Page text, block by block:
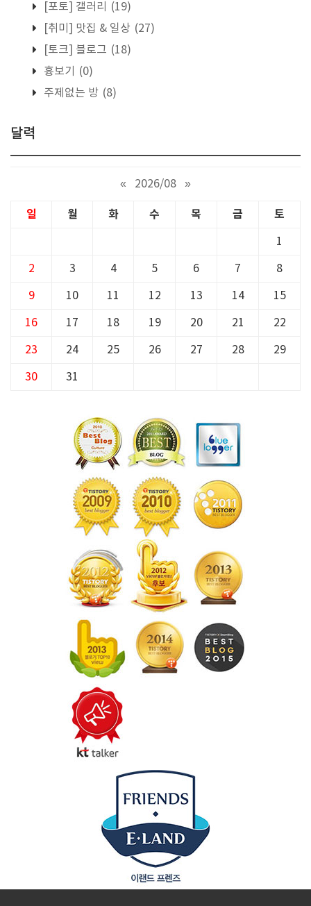
[포토] 갤러리
(19)
[취미] 맛집 & 일상 (27)
[토크] 블로그 (18)
흉보기
(0)
주제없는 방 (8)
달력
« 2026/08 »
일 월 화 수 목 금 토
1
2 3 4 5 6 7 8
9 10 11 12 13 14 15
16 17 18 19 20 21 22
23 24 25 26 27 28 29
30 31